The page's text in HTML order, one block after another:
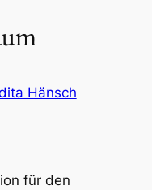
Hänsch
für den